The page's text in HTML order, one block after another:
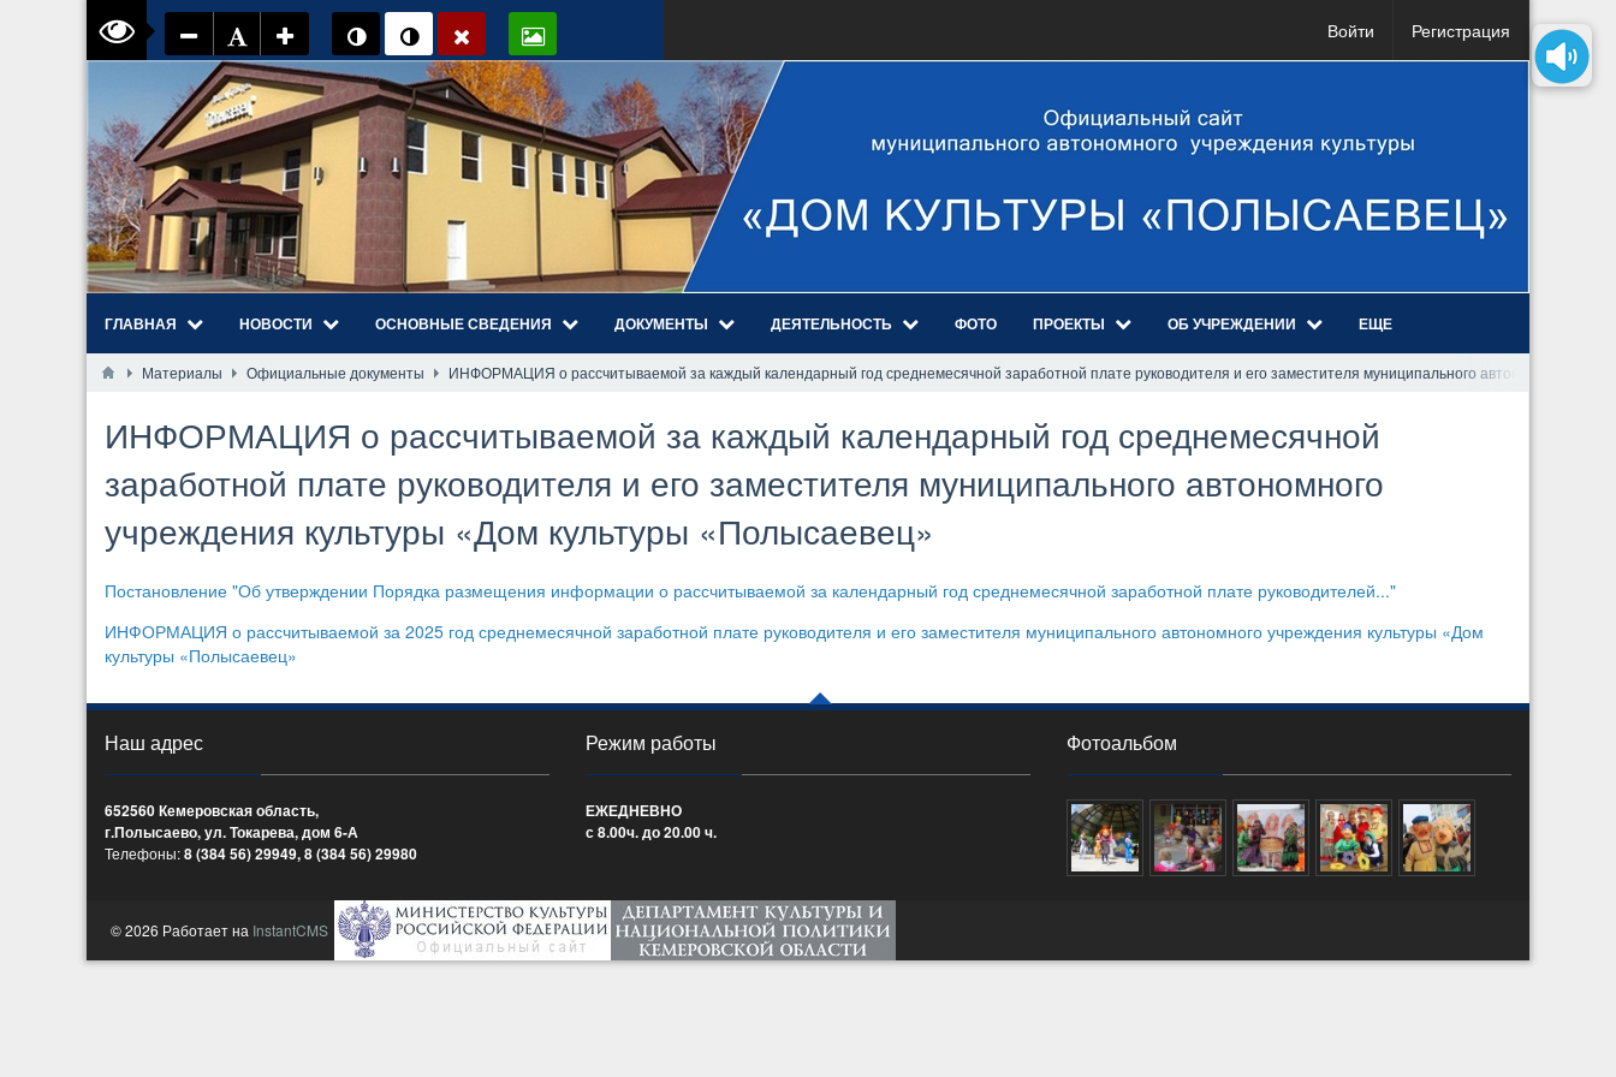
Войти Регистрация
ГЛАВНАЯ НОВОСТИ ОСНОВНЫЕ СВЕДЕНИЯ ДОКУМЕНТЫ ДЕЯТЕЛЬНОСТЬ ФОТО ПРОЕКТЫ ОБ УЧРЕЖДЕНИИ ЕЩЕ
Материалы Официальные документы ИНФОРМАЦИЯ о рассчитываемой за каждый календарный год среднемесячной заработной плате руководителя и его заместителя муниципального автономного
ИНФОРМАЦИЯ о рассчитываемой за каждый календарный год среднемесячной
заработной плате руководителя и его заместителя муниципального автономного
учреждения культуры «Дом культуры «Полысаевец»
Постановление "Об утверждении Порядка размещения информации о рассчитываемой за календарный год среднемесячной заработной плате руководителей..."
ИНФОРМАЦИЯ о рассчитываемой за 2025 год среднемесячной заработной плате руководителя и его заместителя муниципального автономного учреждения культуры «Дом
культуры «Полысаевец»
Наш адрес
652560 Кемеровская область,
г.Полысаево, ул. Токарева, дом 6-А
Телефоны:8 (384 56) 29949, 8 (384 56) 29980
Режим работы
ЕЖЕДНЕВНО
с 8.00ч. до 20.00 ч.
Фотоальбом
© 2026 Работает на InstantCMS